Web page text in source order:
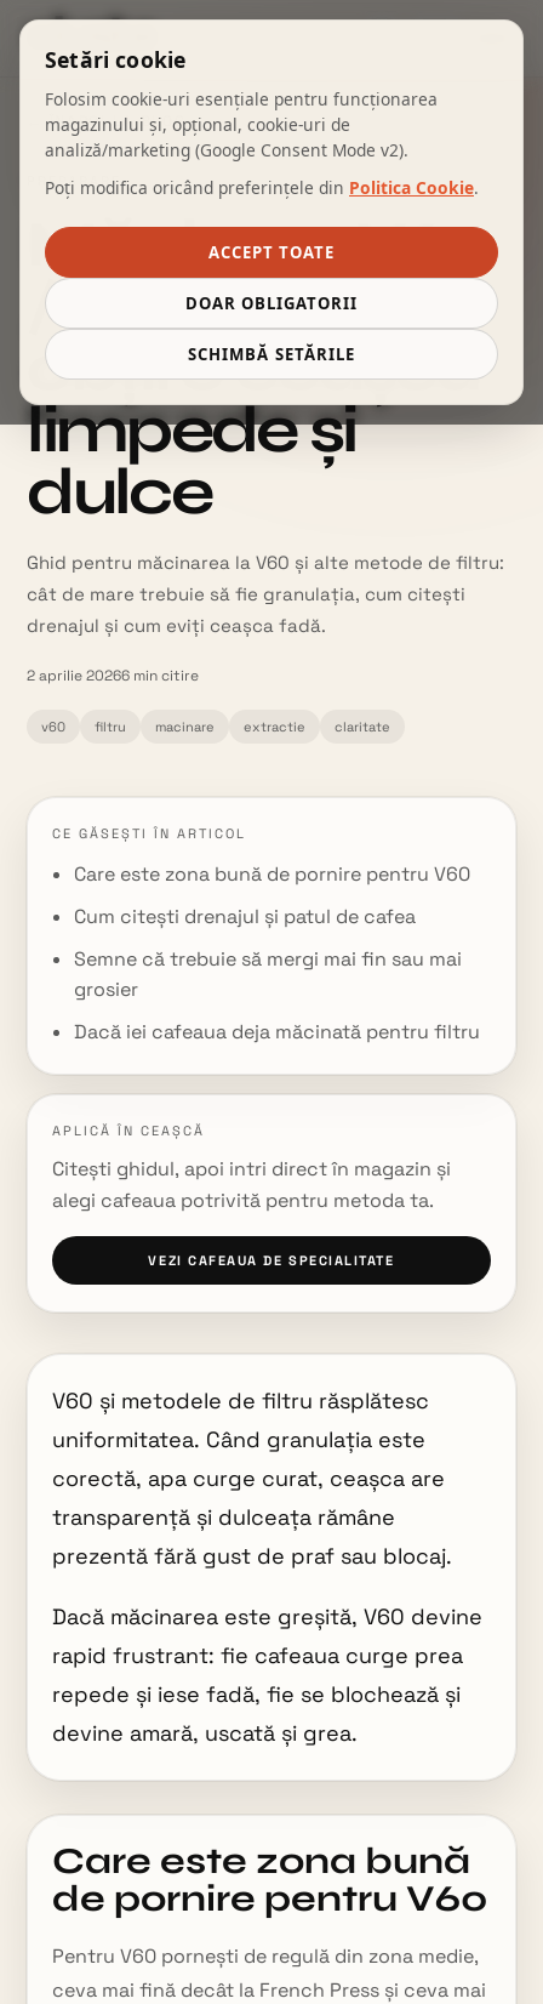
Setări cookie
Folosim cookie-uri esențiale pentru funcționarea
magazinului și, opțional, cookie-uri de
analiză/marketing (Google Consent Mode v2).
Poți modifica oricând preferințele din Politica Cookie.
ACCEPT TOATE
DOAR OBLIGATORII
SCHIMBĂ SETĂRILE
← ÎNAPOI LA BLOG
PREPARARE
Măcinare V60
/ filtru: cum
obții o ceașcă
limpede și
dulce
Ghid pentru măcinarea la V60 și alte metode de filtru:
cât de mare trebuie să fie granulația, cum citești
drenajul și cum eviți ceașca fadă.
2 aprilie 20266 min citire
v60 filtru macinare extractie claritate
CE GĂSEȘTI ÎN ARTICOL
Care este zona bună de pornire pentru V60
Cum citești drenajul și patul de cafea
Semne că trebuie să mergi mai fin sau mai
grosier
Dacă iei cafeaua deja măcinată pentru filtru
APLICĂ ÎN CEAȘCĂ
Citești ghidul, apoi intri direct în magazin și
alegi cafeaua potrivită pentru metoda ta.
VEZI CAFEAUA DE SPECIALITATE
V60 și metodele de filtru răsplătesc
uniformitatea. Când granulația este
corectă, apa curge curat, ceașca are
transparență și dulceața rămâne
prezentă fără gust de praf sau blocaj.
Dacă măcinarea este greșită, V60 devine
rapid frustrant: fie cafeaua curge prea
repede și iese fadă, fie se blochează și
devine amară, uscată și grea.
Care este zona bună
de pornire pentru V60
Pentru V60 pornești de regulă din zona medie,
ceva mai fină decât la French Press și ceva mai